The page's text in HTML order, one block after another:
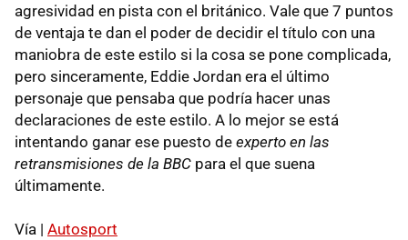
agresividad en pista con el británico. Vale que 7 puntos
de ventaja te dan el poder de decidir el título con una
maniobra de este estilo si la cosa se pone complicada,
pero sinceramente, Eddie Jordan era el último
personaje que pensaba que podría hacer unas
declaraciones de este estilo. A lo mejor se está
intentando ganar ese puesto de experto en las
retransmisiones de la BBC para el que suena
últimamente.
Vía | Autosport